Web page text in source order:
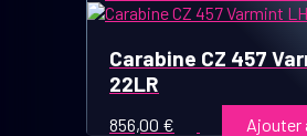
Carabine CZ 457
22LR
856,00 € Ajouter